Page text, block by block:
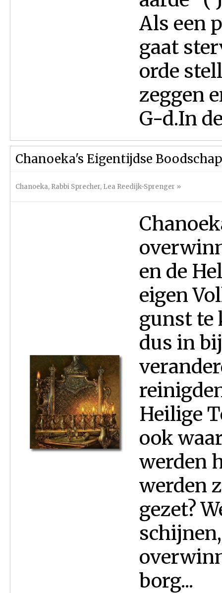
Als een
gaat
orde
zeggen
G-d.In
Chanoeka's Eigentijdse
Chanoeka, Rabbi Sprecher, Lea Reedijk-Sprenger »
en de
eigen
gunst te
dus in
Heilige
ook
werden
werden
gezet?
borg...